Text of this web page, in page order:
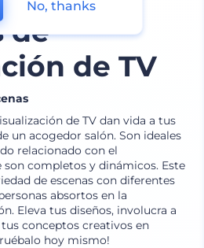
de
de TV
de TV dan vida a tus
un acogedor salón. Son ideales
relacionado con el
completos y dinámicos. Este
de escenas con diferentes
absortos en la
Eleva tus diseños, involucra a
conceptos creativos en
hoy mismo!
No, thanks